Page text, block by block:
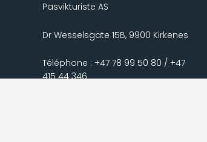
Pasvikturiste AS
Dr Wesselsgate 15B, 9900 Kirkenes
Téléphone : +47 78 99 50 80 / +47
415 44 346